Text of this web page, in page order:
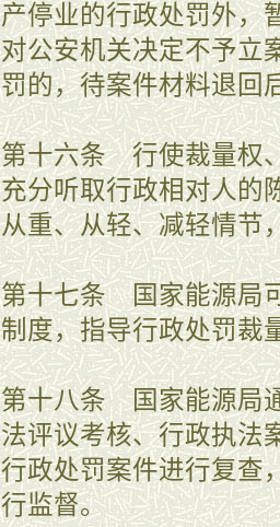
产停业的行政处罚外，
对公安机关决定不予立
罚的，待案件材料退回
第十六条 行使裁量权
充分听取行政相对人的
从重、从轻、减轻情节
第十七条 国家能源局
制度，指导行政处罚裁
第十八条 国家能源局
法评议考核、行政执法
行政处罚案件进行复查
行监督。